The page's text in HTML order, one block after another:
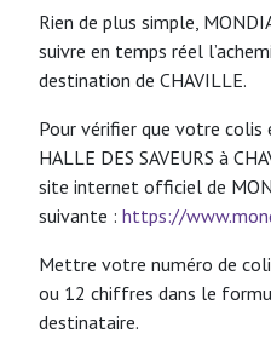
Rien de plus simple,
suivre en temps réel
destination de CHAVILLE.
Pour vérifier que votre colis
HALLE DES SAVEURS à
site internet officiel de
suivante : https://
Mettre votre numéro de
ou 12 chiffres dans le
destinataire.